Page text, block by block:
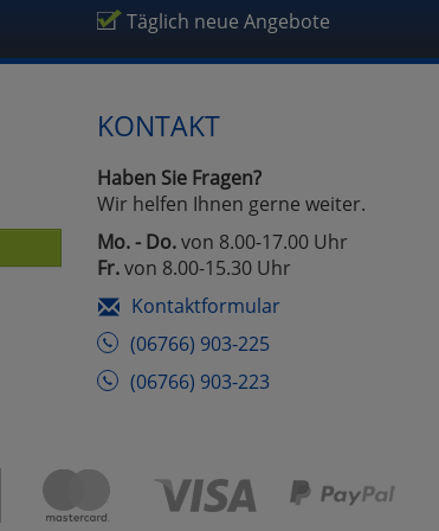
Täglich neue Angebote
KONTAKT
Haben Sie Fragen?
Wir helfen Ihnen gerne weiter.
Mo. - Do.von 8.00-17.00 Uhr
Fr.von 8.00-15.30 Uhr
Kontaktformular
(06766) 903-225
(06766) 903-223